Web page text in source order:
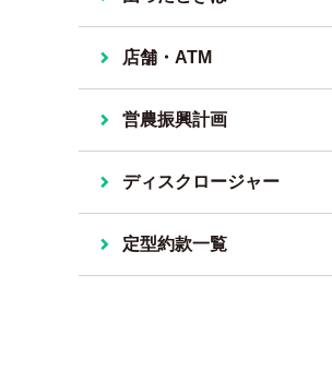
店舗・ATM
営農振興計画
ディスクロージャー
定型約款一覧